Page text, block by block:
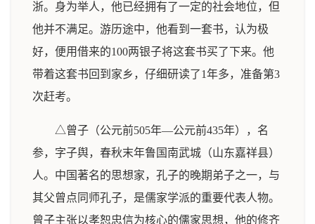
浙。身为举人，他已经拥有了一定的社会地位，但
他并不满足。游历途中，他看到一套书，认为极
好，便用借来的100两银子将这套书买了下来。他
带着这套书回到家乡，仔细研读了1年多，准备第3
次赶考。
△曾子（公元前505年—公元前435年），名
参，字子舆，春秋末年鲁国南武城（山东嘉祥县）
人。中国著名的思想家，孔子的晚期弟子之一，与
其父曾点同师孔子，是儒家学派的重要代表人物。
曾子主张以孝恕忠信为核心的儒家思想，他的修齐